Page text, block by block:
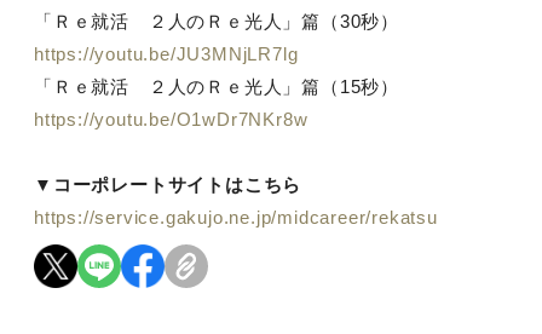
「Ｒｅ就活 ２人のＲｅ光人」篇（30秒）
https://youtu.be/JU3MNjLR7lg
「Ｒｅ就活 ２人のＲｅ光人」篇（15秒）
https://youtu.be/O1wDr7NKr8w
▼コーポレートサイトはこちら
https://service.gakujo.ne.jp/midcareer/rekatsu